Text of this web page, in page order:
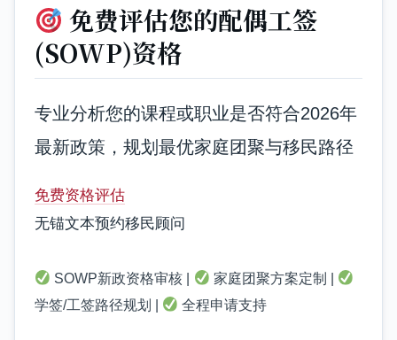
免费评估您的配偶工签
(SOWP)资格
专业分析您的课程或职业是否符合2026年
最新政策，规划最优家庭团聚与移民路径
免费资格评估
无锚文本预约移民顾问
SOWP新政资格审核 |
家庭团聚方案定制 |
学签/工签路径规划 |
全程申请支持